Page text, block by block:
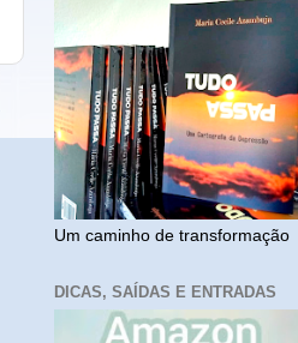
Um caminho de transformação
DICAS, SAÍDAS E ENTRADAS